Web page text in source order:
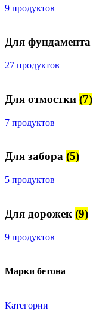
9 продуктов
Для фундамента
27 продуктов
Для отмостки (7)
7 продуктов
Для забора (5)
5 продуктов
Для дорожек (9)
9 продуктов
Марки бетона
Категории